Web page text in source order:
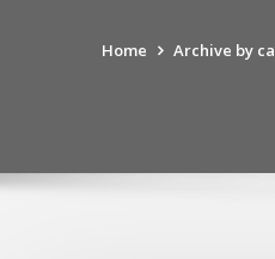
Home Archive by